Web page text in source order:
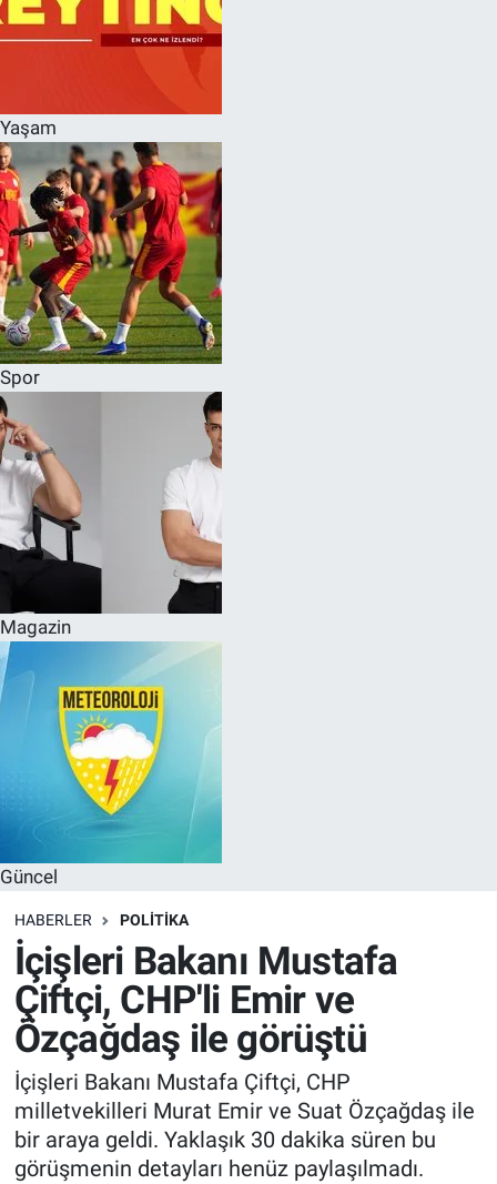
Yaşam
Spor
Magazin
Güncel
HABERLER POLITIKA
İçişleri Bakanı Mustafa
Çiftçi, CHP'li Emir ve
Özçağdaş ile görüştü
İçişleri Bakanı Mustafa Çiftçi, CHP
milletvekilleri Murat Emir ve Suat Özçağdaş ile
bir araya geldi. Yaklaşık 30 dakika süren bu
görüşmenin detayları henüz paylaşılmadı.